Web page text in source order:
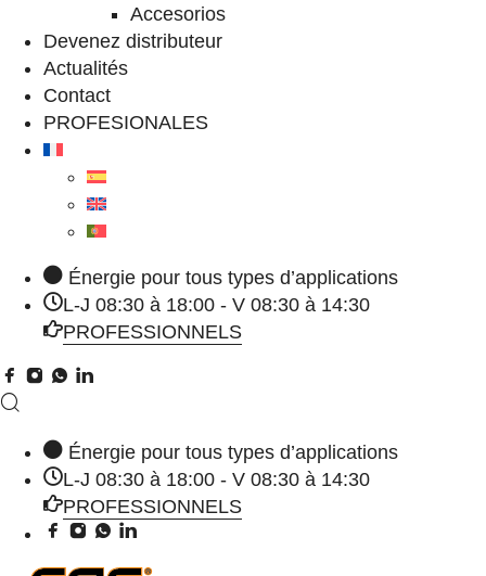
Accesorios
Devenez distributeur
Actualités
Contact
PROFESIONALES
Énergie pour tous types d’applications
L-J 08:30 à 18:00 - V 08:30 à 14:30
PROFESSIONNELS
Énergie pour tous types d’applications
L-J 08:30 à 18:00 - V 08:30 à 14:30
PROFESSIONNELS